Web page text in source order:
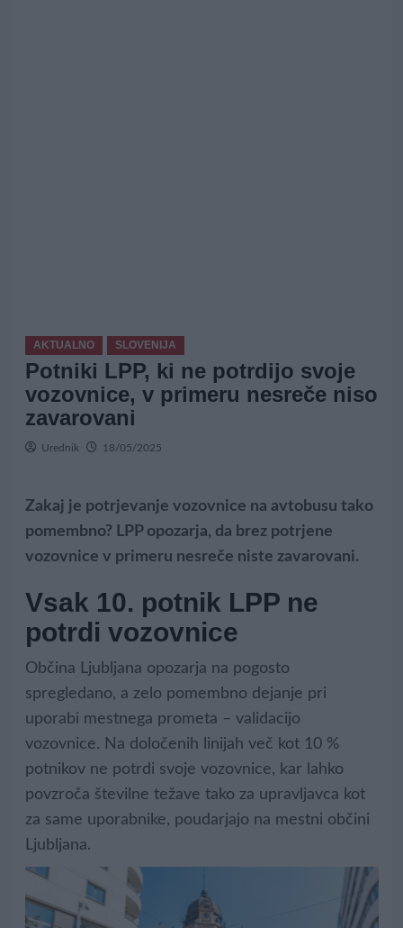
AKTUALNO SLOVENIJA
Potniki LPP, ki ne potrdijo svoje
vozovnice, v primeru nesreče niso
zavarovani
Urednik 18/05/2025
Zakaj je potrjevanje vozovnice na avtobusu tako
pomembno? LPP opozarja, da brez potrjene
vozovnice v primeru nesreče niste zavarovani.
Vsak 10. potnik LPP ne
potrdi vozovnice
Občina Ljubljana opozarja na pogosto
spregledano, a zelo pomembno dejanje pri
uporabi mestnega prometa – validacijo
vozovnice. Na določenih linijah več kot 10 %
potnikov ne potrdi svoje vozovnice, kar lahko
povzroča številne težave tako za upravljavca kot
za same uporabnike, poudarjajo na mestni občini
Ljubljana.